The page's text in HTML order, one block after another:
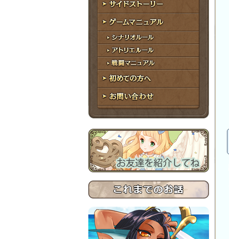
サイドストーリー
ゲームマニュアル
シナリオルール
アトリエルール
戦闘マニュアル
初めての方へ
お問い合わせ